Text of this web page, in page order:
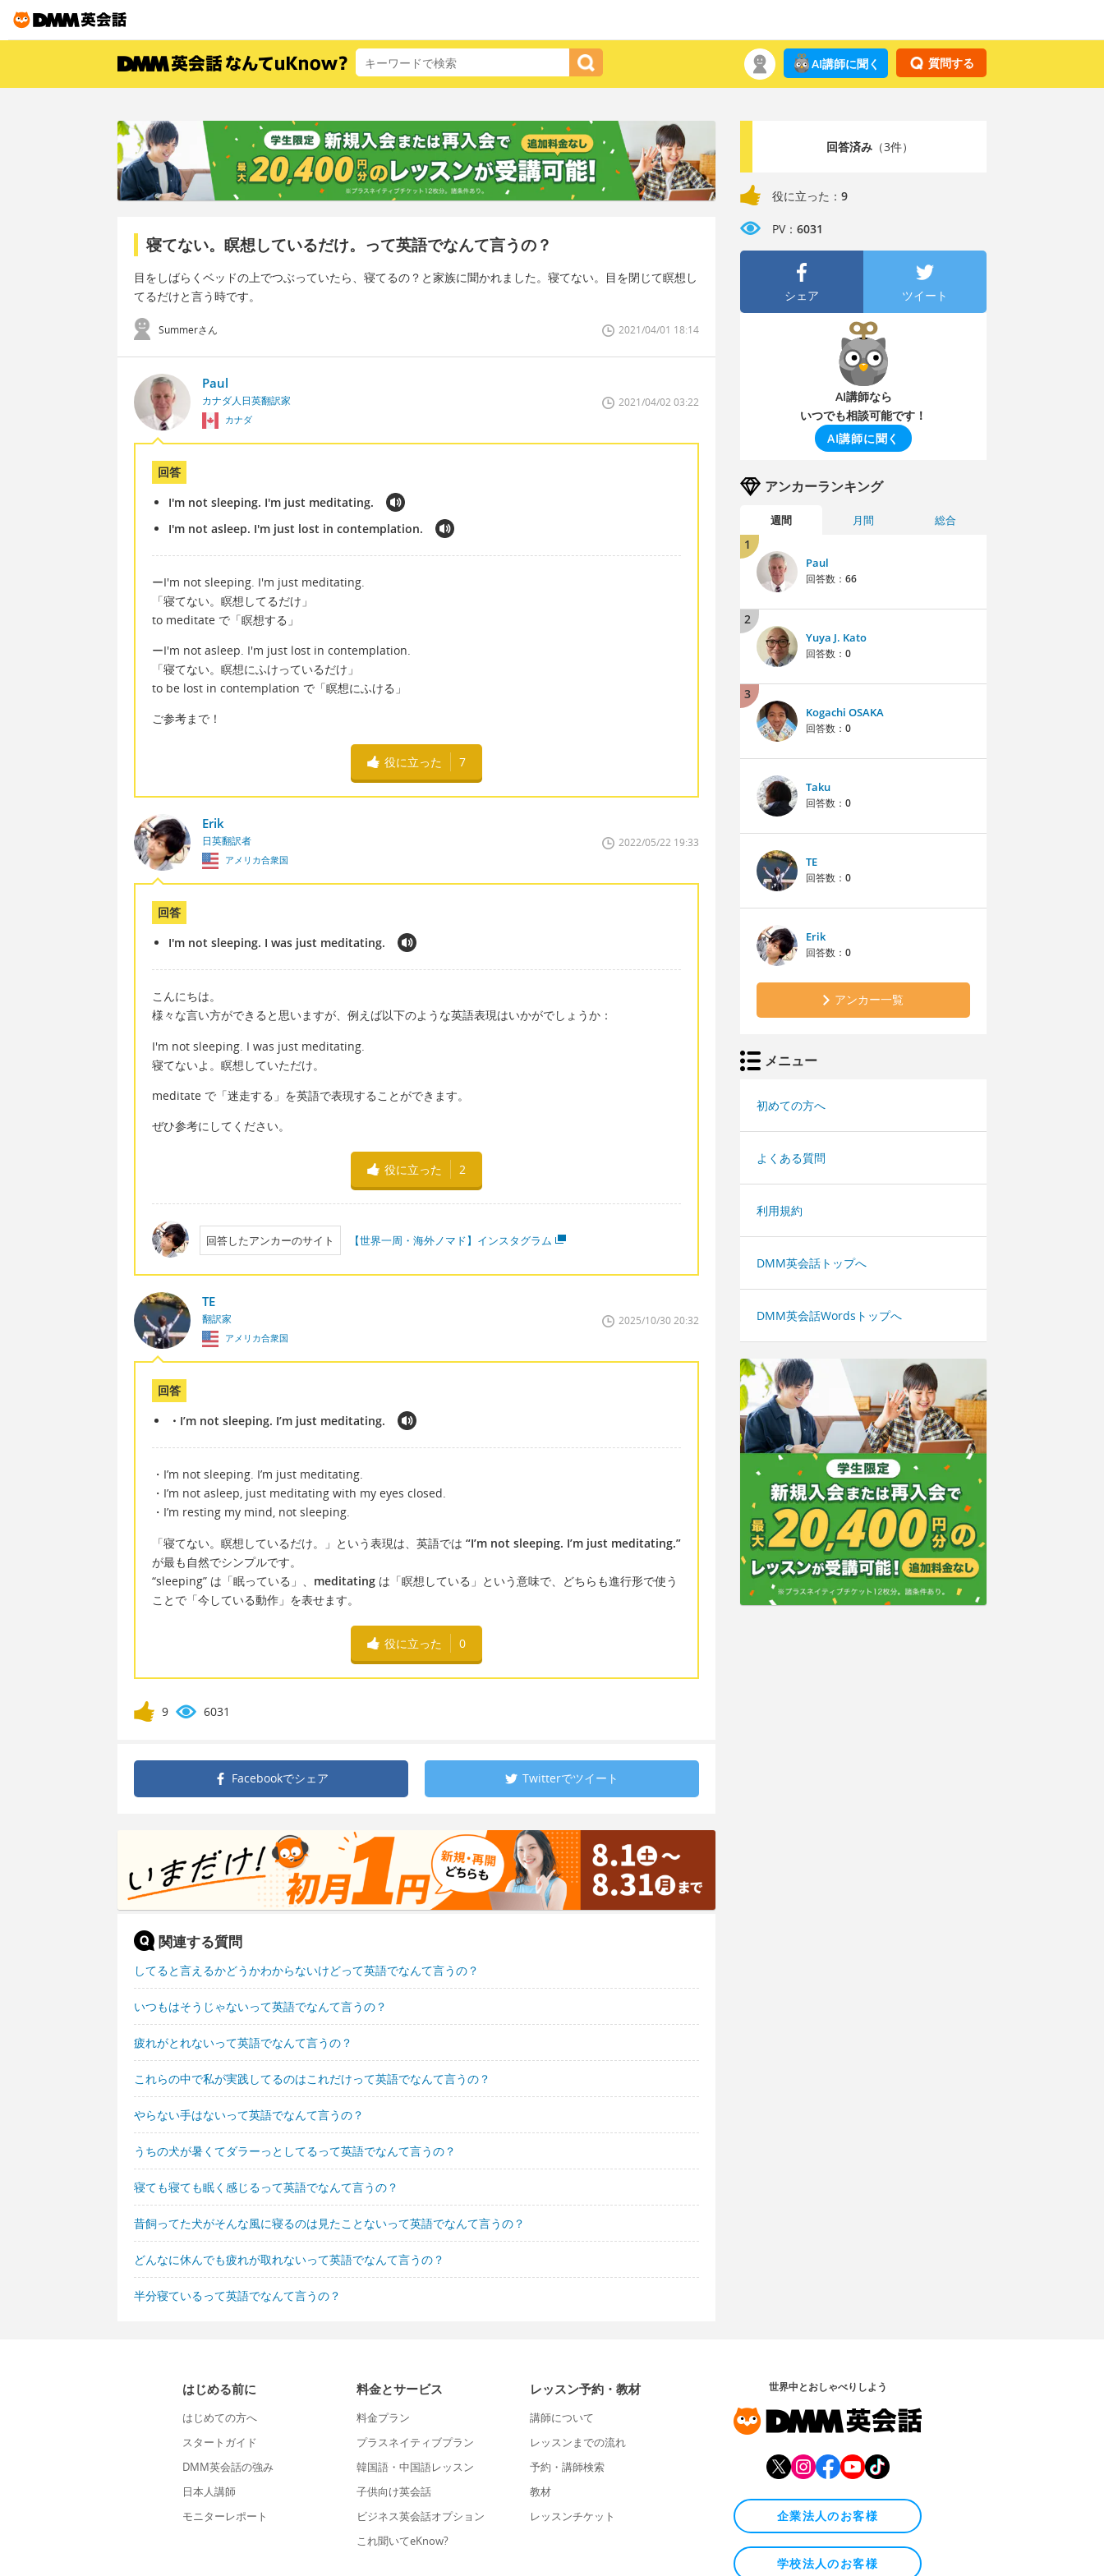
質問する
AI講師に聞く
寝てない。瞑想しているだけ。って英語でなんて言うの？
目をしばらくベッドの上でつぶっていたら、寝てるの？と家族に聞かれました。寝てない。目を閉じて瞑想し
てるだけと言う時です。
Summerさん 2021/04/01 18:14
Paul
カナダ人日英翻訳家
カナダ
2021/04/02 03:22
回答
I'm not sleeping. I'm just meditating.
I'm not asleep. I'm just lost in contemplation.
ーI'm not sleeping. I'm just meditating.
「寝てない。瞑想してるだけ」
to meditate で「瞑想する」
ーI'm not asleep. I'm just lost in contemplation.
「寝てない。瞑想にふけっているだけ」
to be lost in contemplation で「瞑想にふける」
ご参考まで！
役に立った 7
Erik
日英翻訳者
アメリカ合衆国
2022/05/22 19:33
回答
I'm not sleeping. I was just meditating.
こんにちは。
様々な言い方ができると思いますが、例えば以下のような英語表現はいかがでしょうか：
I'm not sleeping. I was just meditating.
寝てないよ。瞑想していただけ。
meditate で「迷走する」を英語で表現することができます。
ぜひ参考にしてください。
役に立った 2
回答したアンカーのサイト 【世界一周・海外ノマド】インスタグラム
TE
翻訳家
アメリカ合衆国
2025/10/30 20:32
回答
・I’m not sleeping. I’m just meditating.
・I’m not sleeping. I’m just meditating.
・I’m not asleep, just meditating with my eyes closed.
・I’m resting my mind, not sleeping.
「寝てない。瞑想しているだけ。」という表現は、英語では “I’m not sleeping. I’m just meditating.”
が最も自然でシンプルです。
“sleeping” は「眠っている」、 meditating は「瞑想している」という意味で、どちらも進行形で使う
ことで「今している動作」を表せます。
役に立った 0
9 6031
Facebookでシェア Twitterでツイート
関連する質問
してると言えるかどうかわからないけどって英語でなんて言うの？
いつもはそうじゃないって英語でなんて言うの？
疲れがとれないって英語でなんて言うの？
これらの中で私が実践してるのはこれだけって英語でなんて言うの？
やらない手はないって英語でなんて言うの？
うちの犬が暑くてダラーっとしてるって英語でなんて言うの？
寝ても寝ても眠く感じるって英語でなんて言うの？
昔飼ってた犬がそんな風に寝るのは見たことないって英語でなんて言うの？
どんなに休んでも疲れが取れないって英語でなんて言うの？
半分寝ているって英語でなんて言うの？
回答済み（3件）
役に立った： 9
PV： 6031
シェア ツイート
AI講師なら
いつでも相談可能です！
AI講師に聞く
アンカーランキング
週間 月間 総合
1
Paul
回答数： 66
2
Yuya J. Kato
回答数： 0
3
Kogachi OSAKA
回答数： 0
Taku
回答数： 0
TE
回答数： 0
Erik
回答数： 0
アンカー一覧
メニュー
初めての方へ
よくある質問
利用規約
DMM英会話トップへ
DMM英会話Wordsトップへ
はじめる前に
はじめての方へ
スタートガイド
DMM英会話の強み
日本人講師
モニターレポート
料金とサービス
料金プラン
プラスネイティブプラン
韓国語・中国語レッスン
子供向け英会話
ビジネス英会話オプション
これ聞いてeKnow?
レッスン予約・教材
講師について
レッスンまでの流れ
予約・講師検索
教材
レッスンチケット
世界中とおしゃべりしよう
企業法人のお客様
学校法人のお客様